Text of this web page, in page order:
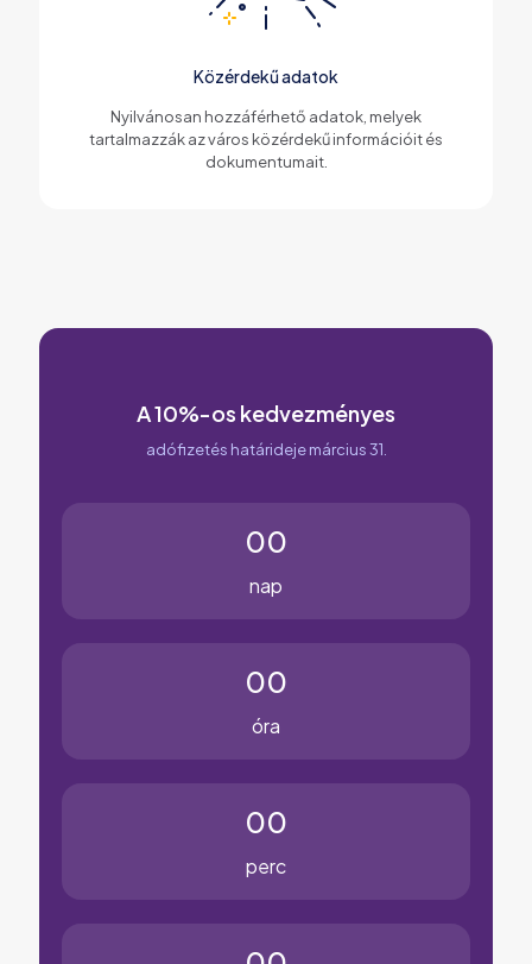
Közérdekű adatok
Nyilvánosan hozzáférhető adatok, melyek
tartalmazzák az város közérdekű információit és
dokumentumait.
A 10%-os kedvezményes
adófizetés határideje március 31.
00
nap
00
óra
00
perc